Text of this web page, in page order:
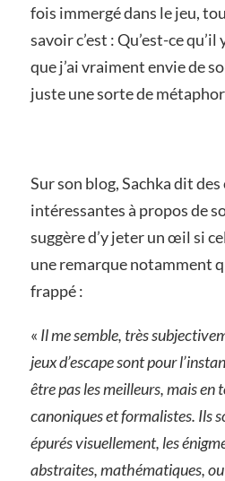
fois immergé dans le jeu,
savoir c’est : Qu’est-ce qu’il
que j’ai vraiment envie de
juste une sorte de
Sur son blog, Sachka dit
intéressantes à propos de
suggère d’y jeter un œil si
une remarque notamment
frappé :
« Il me semble, très
jeux d’escape sont pour
être pas les meilleurs, mais en
canoniques et formalistes. Ils
épurés visuellement, les
abstraites, mathématiques,